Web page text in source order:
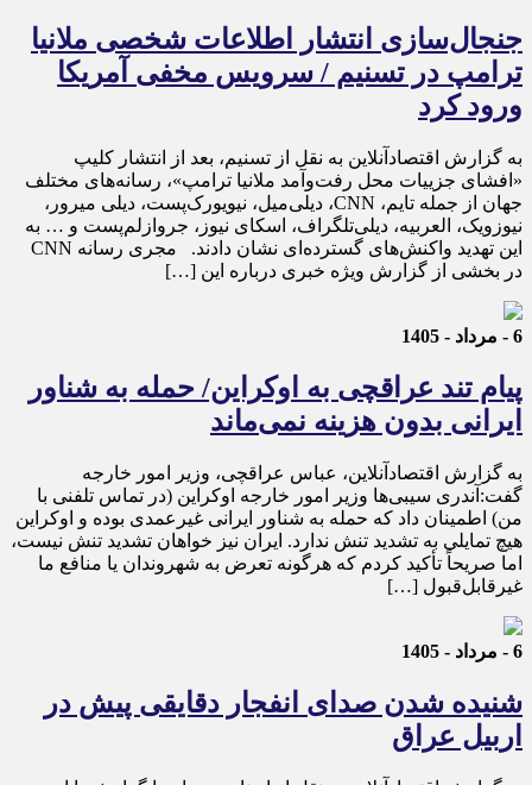
جنجال‌سازی انتشار اطلاعات شخصی ملانیا
ترامپ در تسنیم / سرویس مخفی آمریکا
ورود کرد
به گزارش اقتصادآنلاین به نقل از تسنیم، بعد از انتشار کلیپ
«افشای جزییات محل رفت‌وآمد ملانیا ترامپ»، رسانه‌های مختلف
جهان از جمله تایم، CNN، دیلی‌میل، نیویورک‌پست، دیلی میرور،
نیوزویک، العربیه، دیلی‌تلگراف، اسکای نیوز، جروازلم‌پست و … به
این تهدید واکنش‌های گسترده‌ای نشان دادند. مجری رسانه CNN
در بخشی از گزارش ویژه خبری درباره این […]
6 - مرداد - 1405
پیام تند عراقچی به اوکراین/ حمله به شناور
ایرانی بدون هزینه نمی‌ماند
به گزارش اقتصادآنلاین، عباس عراقچی، وزیر امور خارجه
گفت:آندری سیبی‌ها وزیر امور خارجه اوکراین (در تماس تلفنی با
من) اطمینان داد که حمله به شناور ایرانی غیرعمدی بوده و اوکراین
هیچ تمایلی به تشدید تنش ندارد. ایران نیز خواهان تشدید تنش نیست،
اما صریحاً تأکید کردم که هرگونه تعرض به شهروندان یا منافع ما
غیرقابل‌قبول […]
6 - مرداد - 1405
شنیده شدن صدای انفجار دقایقی پیش در
اربیل عراق